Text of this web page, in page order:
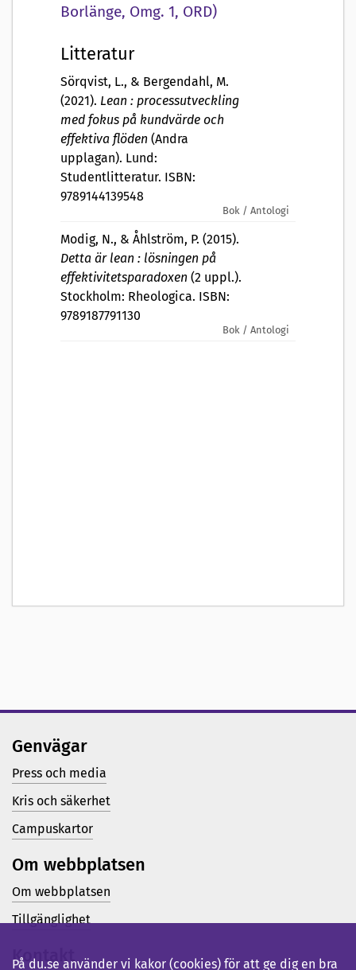
Borlänge, Omg. 1, ORD)
Litteratur
Sörqvist, L., & Bergendahl, M.
(2021). Lean : processutveckling
med fokus på kundvärde och
effektiva flöden (Andra
upplagan). Lund:
Studentlitteratur. ISBN:
9789144139548
Bok / Antologi
Modig, N., & Åhlström, P. (2015).
Detta är lean : lösningen på
effektivitetsparadoxen (2 uppl.).
Stockholm: Rheologica. ISBN:
9789187791130
Bok / Antologi
Genvägar
Press och media
Kris och säkerhet
Campuskartor
Om webbplatsen
Om webbplatsen
Tillgänglighet
Kontakt
På du.se använder vi kakor (cookies) för att ge dig en bra